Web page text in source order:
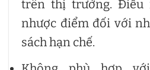
trên thị trường. Điều
nhược điểm đối với
sách hạn chế.